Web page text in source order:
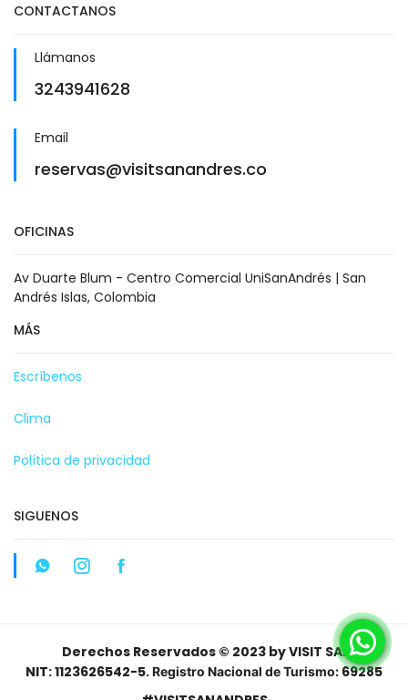
CONTACTANOS
Llámanos
3243941628
Email
reservas@visitsanandres.co
OFICINAS
Av Duarte Blum - Centro Comercial UniSanAndrés | San
Andrés Islas, Colombia
MÁS
Escríbenos
Clima
Política de privacidad
SIGUENOS
Derechos Reservados © 2023 by VISIT SAI
NIT: 1123626542-5. Registro Nacional de Turismo: 69285